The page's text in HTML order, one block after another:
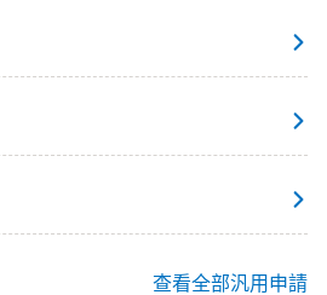
查看全部汎用申請